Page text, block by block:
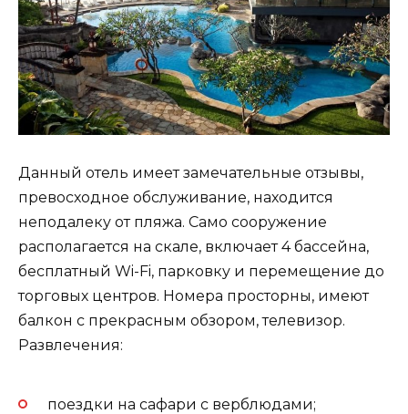
Данный отель имеет замечательные отзывы,
превосходное обслуживание, находится
неподалеку от пляжа. Само сооружение
располагается на скале, включает 4 бассейна,
бесплатный Wi-Fi, парковку и перемещение до
торговых центров. Номера просторны, имеют
балкон с прекрасным обзором, телевизор.
Развлечения:
поездки на сафари с верблюдами;